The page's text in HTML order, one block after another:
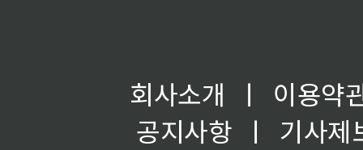
회사소개 ㅣ
이용약
공지사항
ㅣ
기사제